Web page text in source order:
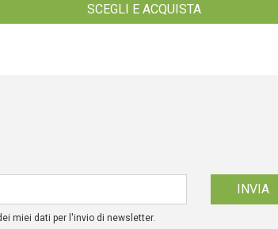
SCEGLI E ACQUISTA
miei dati per l'invio di newsletter.